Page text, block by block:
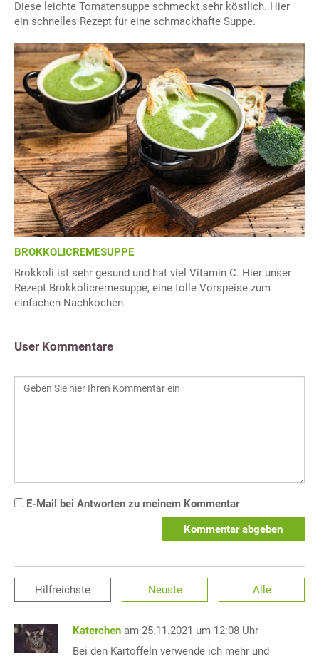
Diese leichte Tomatensuppe schmeckt sehr köstlich. Hier
ein schnelles Rezept für eine schmackhafte Suppe.
BROKKOLICREMESUPPE
Brokkoli ist sehr gesund und hat viel Vitamin C. Hier unser
Rezept Brokkolicremesuppe, eine tolle Vorspeise zum
einfachen Nachkochen.
User Kommentare
E-Mail bei Antworten zu meinem Kommentar
Kommentar abgeben
Hilfreichste Neuste Alle
Katerchen am 25.11.2021 um 12:08 Uhr
Bei den Kartoffeln verwende ich mehr und